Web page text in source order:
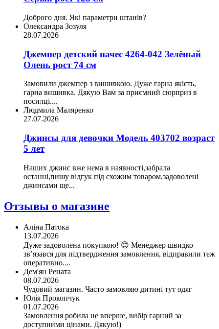
Доброго дня. Які параметри штанів?
Олександра Зозуля
28.07.2026
Джемпер детский начес 4264-042 Зелёный
Олень рост 74 см
Замовили джемпер з вишивкою. Дуже гарна якість,
гарна вишивка. Дякую Вам за приємний сюрприз в
посилці....
Людмила Маляренко
27.07.2026
Джинсы для девочки Модель 403702 возраст
5 лет
Наших джинс вже нема в наявності,забрала
останні,пишу відгук під схожим товаром,задоволені
джинсами ще...
Отзывы о магазине
Аліна Патока
13.07.2026
Дуже задоволена покупкою! 😊 Менеджер швидко
зв’язався для підтвердження замовлення, відправили теж
оперативно....
Дем'ян Рената
08.07.2026
Чудовий магазин. Часто замовляю дитині тут одяг
Юлія Прокопчук
01.07.2026
Замовлення робила не вперше, вибір гарний за
доступними цінами. Дякую!)